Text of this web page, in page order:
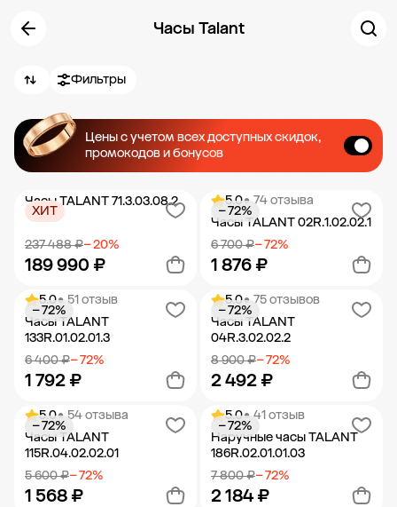
Часы Talant
Фильтры
Цены с учетом всех доступных скидок,
промокодов и бонусов
Часы TALANT 71.3.03.08.2
237 488 ₽− 20%
189 990 ₽
ХИТ
Добавить в корзину
5.0• 74 отзыва
Часы TALANT 02R.1.02.02.1
6 700 ₽− 72%
1 876 ₽
− 72%
Добавить в корзину
5.0• 51 отзыв
Часы TALANT
133R.01.02.01.3
6 400 ₽− 72%
1 792 ₽
− 72%
Добавить в корзину
5.0• 75 отзывов
Часы TALANT
04R.3.02.02.2
8 900 ₽− 72%
2 492 ₽
− 72%
Добавить в корзину
5.0• 54 отзыва
Часы TALANT
115R.04.02.02.01
5 600 ₽− 72%
1 568 ₽
− 72%
5.0• 41 отзыв
Наручные часы TALANT
186R.02.01.01.03
7 800 ₽− 72%
2 184 ₽
− 72%